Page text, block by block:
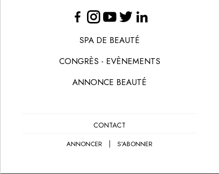
SPA DE BEAUTÉ
CONGRÈS - EVÈNEMENTS
ANNONCE BEAUTÉ
CONTACT
ANNONCER S’ABONNER